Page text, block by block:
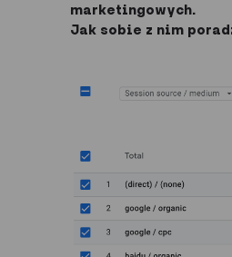
marketingowych.
Jak sobie z nim